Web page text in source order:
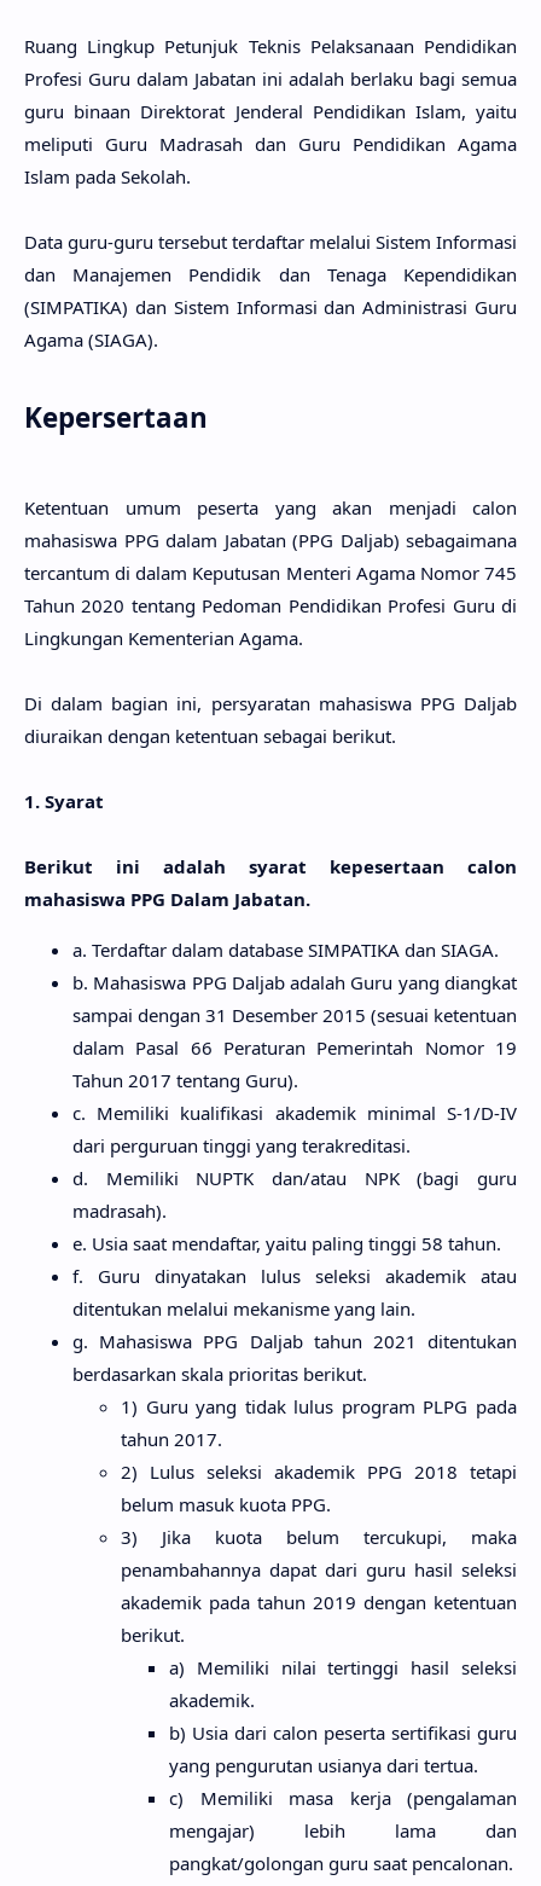
Ruang Lingkup Petunjuk Teknis Pelaksanaan Pendidikan
Profesi Guru dalam Jabatan ini adalah berlaku bagi semua
guru binaan Direktorat Jenderal Pendidikan Islam, yaitu
meliputi Guru Madrasah dan Guru Pendidikan Agama
Islam pada Sekolah.
Data guru-guru tersebut terdaftar melalui Sistem Informasi
dan Manajemen Pendidik dan Tenaga Kependidikan
(SIMPATIKA) dan Sistem Informasi dan Administrasi Guru
Agama (SIAGA).
Kepersertaan
Ketentuan umum peserta yang akan menjadi calon
mahasiswa PPG dalam Jabatan (PPG Daljab) sebagaimana
tercantum di dalam Keputusan Menteri Agama Nomor 745
Tahun 2020 tentang Pedoman Pendidikan Profesi Guru di
Lingkungan Kementerian Agama.
Di dalam bagian ini, persyaratan mahasiswa PPG Daljab
diuraikan dengan ketentuan sebagai berikut.
1. Syarat
Berikut ini adalah syarat kepesertaan calon
mahasiswa PPG Dalam Jabatan.
a. Terdaftar dalam database SIMPATIKA dan SIAGA.
b. Mahasiswa PPG Daljab adalah Guru yang diangkat
sampai dengan 31 Desember 2015 (sesuai ketentuan
dalam Pasal 66 Peraturan Pemerintah Nomor 19
Tahun 2017 tentang Guru).
c. Memiliki kualifikasi akademik minimal S-1/D-IV
dari perguruan tinggi yang terakreditasi.
d. Memiliki NUPTK dan/atau NPK (bagi guru
madrasah).
e. Usia saat mendaftar, yaitu paling tinggi 58 tahun.
f. Guru dinyatakan lulus seleksi akademik atau
ditentukan melalui mekanisme yang lain.
g. Mahasiswa PPG Daljab tahun 2021 ditentukan
berdasarkan skala prioritas berikut.
1) Guru yang tidak lulus program PLPG pada
tahun 2017.
2) Lulus seleksi akademik PPG 2018 tetapi
belum masuk kuota PPG.
3) Jika kuota belum tercukupi, maka
penambahannya dapat dari guru hasil seleksi
akademik pada tahun 2019 dengan ketentuan
berikut.
a) Memiliki nilai tertinggi hasil seleksi
akademik.
b) Usia dari calon peserta sertifikasi guru
yang pengurutan usianya dari tertua.
c) Memiliki masa kerja (pengalaman
mengajar) lebih lama dan
pangkat/golongan guru saat pencalonan.